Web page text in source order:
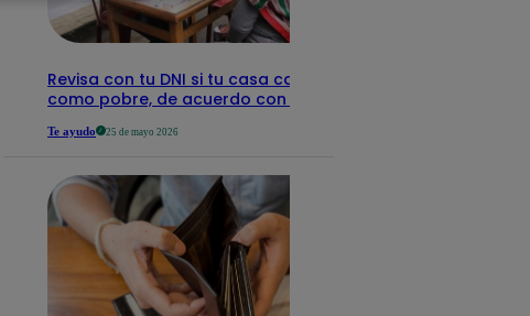
Revisa con tu DNI si tu casa califica
como pobre, de acuerdo con el Sisfoh
Te ayudo 25 de mayo 2026